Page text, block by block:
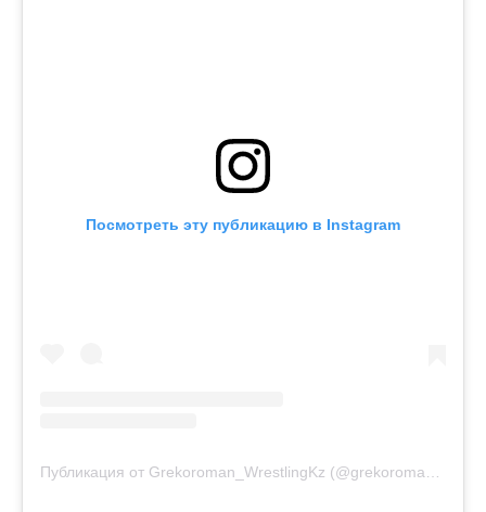
Посмотреть эту публикацию в Instagram